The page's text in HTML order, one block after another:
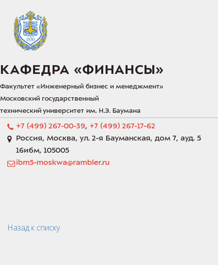
КАФЕДРА «‎ФИНАНСЫ»‎
Факультет «‎Инженерный бизнес и менеджмент»‎
Московский государственный
технический университет им. Н.Э. Баумана
+7 (499) 267-00-39, +7 (499) 267-17-62
Россия, Москва, ул. 2-я Бауманская, дом 7, ауд. 5
16ибм, 105005
ibm5-moskwa@rambler.ru
Назад к списку